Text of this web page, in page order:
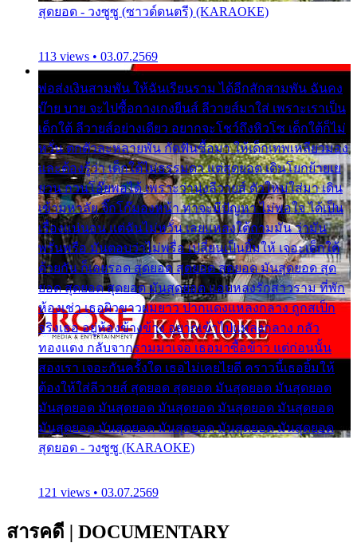
สุดยอด - วงซูซู (ซาวด์ดนตรี) (KARAOKE)
113 views • 03.07.2569
พ่อส่งเงินสามพัน ให้ฉันเรียนราม ได้อีกสักสามพัน ฉันคง
บ๊าย บาย จะไปซื้อกางเกงยีนส์ ลีวายส์มาใส่ เพราะเราเป็น
เด็กใต้ ลีวายส์อย่างเดียว อยากจะโชว์ถึงหิวโซ เด็กใต้ก็ไม่
หวั่น ตกตัวละหลายพัน กัดฟันซื้อมา ให้เด็กเทพเหลียวมอง
และต้องรู้ว่า เด็กใต้ไม่ธรรมดา แต่สุดยอด เดินโยกย้ายเย
ยวน กวนโอ๊ยพอได้ เพราะว่านุ่งลีวายส์ ตัวใหม่ใส่มา เดิน
เข้ามหาลัย จิ๊กโก๊มองหน้า ท่าจะมีปัญหา ไม่พอใจ ได้เป็น
เรื่องแน่นอน แต่ฉันไม่หวั่น เลยแหลงใต้ถามมัน ว่ามัน
พรั่นพรือ มันตอบว่าไม่พรื่อ เปลี่ยนเป็นยิ้มให้ เจอะเด็กใต้
ด้วยกัน ก็เลยรอด สุดยอด สุดยอด สุดยอด มันสุดยอด สุด
ยอด สุดยอด สุดยอด มันสุดยอด แอบหลงรักสาวราม ที่พัก
ห้องเช่า เธอผิวขาวผมยาว ปากแดงแหลงกลาง ถูกสเป็ก
จริงเธอ อยู่ห้องข้างข้าง อยากเข้าไปแหลงกลาง กลัว
ทองแดง กลับจากรามมาเจอ เธอมาซื้อข้าว แต่ก่อนนั้น
สองเรา เจอะกันครั้งใด เธอไม่เคยไยดี คราวนี้เธอยิ้มให้
ต้องให้ใส่ลีวายส์ สุดยอด สุดยอด มันสุดยอด มันสุดยอด
มันสุดยอด มันสุดยอด มันสุดยอด มันสุดยอด มันสุดยอด
มันสุดยอด มันสุดยอด มันสุดยอด มันสุดยอด มันสุดยอด
สุดยอด - วงซูซู (KARAOKE)
121 views • 03.07.2569
สารคดี | DOCUMENTARY